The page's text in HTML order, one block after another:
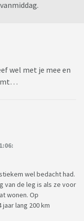
wel met je mee en
wel bedacht had.
van de leg is als ze voor
wonen. Op
lang 200 km